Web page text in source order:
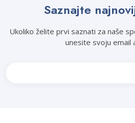
Saznajte
Ukoliko želite prvi saznati za naše
unesite svoju email